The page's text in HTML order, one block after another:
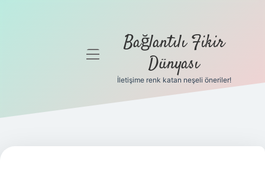
Gizlilik
menüyü
Bağlantılı Fikir
Dünyası
İletişime renk katan neşeli öneriler!